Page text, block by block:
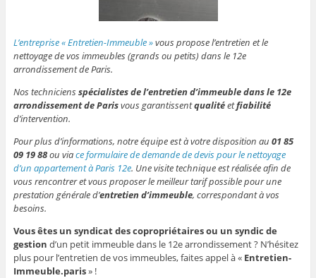
L’entreprise « Entretien-Immeuble »vous propose l’entretien et le
nettoyage de vos immeubles (grands ou petits) dans le 12e
arrondissement de Paris.
Nos techniciensspécialistes de l’entretien d’immeuble dans le 12e
arrondissement de Parisvous garantissentqualitéetfiabilité
d’intervention.
Pour plus d’informations, notre équipe est à votre disposition au 01 85
09 19 88ou viace formulaire de demande de devis pour le nettoyage
d’un appartement à Paris 12e. Une visite technique est réalisée afin de
vous rencontrer et vous proposer le meilleur tarif possible pour une
prestation générale d’entretien d’immeuble, correspondant à vos
besoins.
Vous êtes un syndicat des copropriétaires ou un syndic de
gestion d’un petit immeuble dans le 12e arrondissement ? N’hésitez
plus pour l’entretien de vos immeubles, faites appel à « Entretien-
Immeuble.paris» !